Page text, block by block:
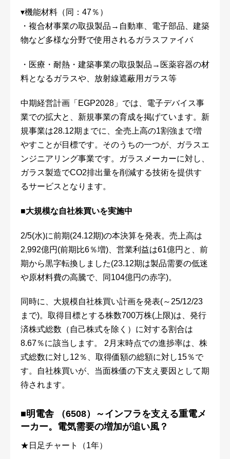
▾機能材料（同：47％）
・複合材事業の取扱製品→自動車、電子部品、建築
物など多様な分野で使用されるガラスファイバ
・医療・耐熱・建築事業の取扱製品→医薬容器の材
料となるガラスや、放射線遮蔽用ガラス等
中期経営計画「EGP2028」では、電子デバイス事
業での拡大と、新規事業の育成を掲げています。新
規事業は28.12期までに、全売上高の1割強まで増
やすことが目標です。そのうちの一つが、ガラスエ
ンジニアリング事業です。ガラスメーカーに対し、
ガラス製造でCO2排出量を削減する技術を提供す
るサービスとなります。
■大規模な自社株買いを実施中
2/5(水)に前期(24.12期)の本決算を発表。売上高は
2,992億円(前期比6％増)、営業利益は61億円と、前
期から黒字転換しました(23.12期は製品需要の低迷
や原材料費の高騰で、同104億円の赤字)。
同時に、大規模自社株買い計画を発表(～25/12/23
まで)。取得目標とする株数700万株(上限)は、発行
済株式総数（自己株式を除く）に対する割合は
8.67％に該当します。 2月末時点での進捗率は、株
式総数に対し12％、取得価額の総額に対し15％で
す。自社株買いが、当面株価の下支え要因として期
待されます。
■明電舎 （6508）～インフラを支える重電メ
ーカー。電気需要の増加が追い風？
★日足チャート（1年）